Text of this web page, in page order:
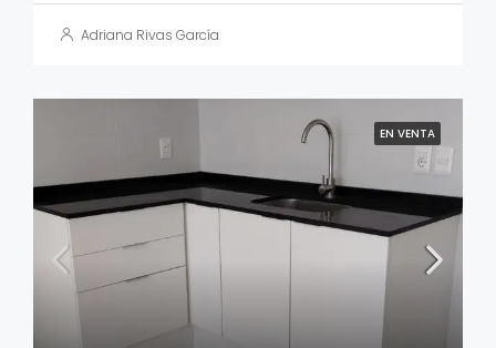
Adriana Rivas García
EN VENTA